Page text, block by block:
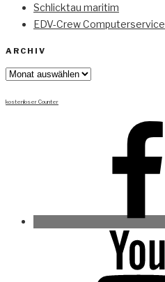
Schlicktau maritim
EDV-Crew Computerservice
ARCHIV
Archiv
kostenloser Counter